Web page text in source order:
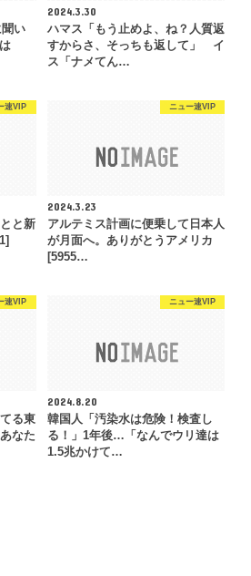
い
2024.3.30
ハマス「もう止めよ、ね？人質返
すからさ、そっちも返して」 イ
ス「ナメてん…
速VIP
と新
ニュー速VIP
2024.3.23
アルテミス計画に便乗して日本人
が月面へ。ありがとうアメリカ
[5955…
速VIP
る東
なた
ニュー速VIP
2024.8.20
韓国人「汚染水は危険！検査し
る！」1年後…「なんでウリ達は
1.5兆かけて…